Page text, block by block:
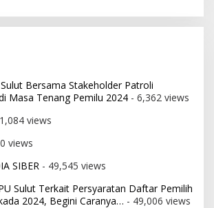
Bersama Stakeholder Patroli
Masa Tenang Pemilu 2024 - 6,362 views
views
views
SIBER - 49,545 views
Sulut Terkait Persyaratan Daftar Pemilih
2024, Begini Caranya… - 49,006 views